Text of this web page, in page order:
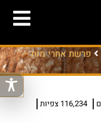
פרשת אחרי מות –
116,234 צפיות